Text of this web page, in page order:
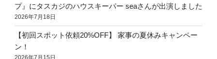
プ』にタスカジのハウスキーパー seaさんが出演しました
2026年7月18日
【初回スポット依頼20%OFF】 家事の夏休みキャンペー
ン！